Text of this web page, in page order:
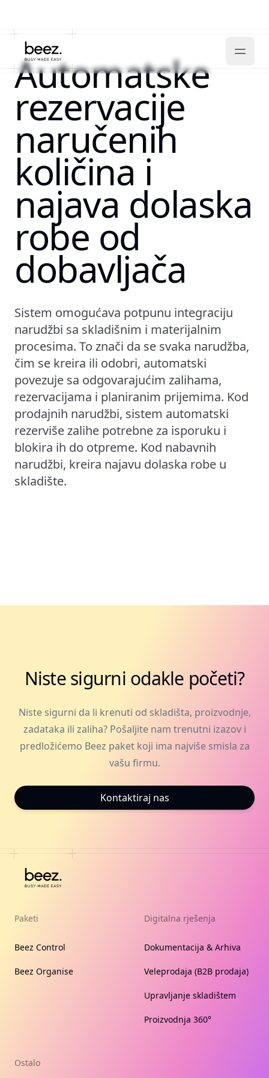
Automatske
rezervacije
naručenih
količina i
najava dolaska
robe od
dobavljača
Sistem omogućava potpunu integraciju
narudžbi sa skladišnim i materijalnim
procesima. To znači da se svaka narudžba,
čim se kreira ili odobri, automatski
povezuje sa odgovarajućim zalihama,
rezervacijama i planiranim prijemima. Kod
prodajnih narudžbi, sistem automatski
rezerviše zalihe potrebne za isporuku i
blokira ih do otpreme. Kod nabavnih
narudžbi, kreira najavu dolaska robe u
skladište.
Niste sigurni odakle početi?
Niste sigurni da li krenuti od skladišta, proizvodnje,
zadataka ili zaliha? Pošaljite nam trenutni izazov i
predložićemo Beez paket koji ima najviše smisla za
vašu firmu.
Kontaktiraj nas
Paketi
Beez Control
Beez Organise
Digitalna rješenja
Dokumentacija & Arhiva
Veleprodaja (B2B prodaja)
Upravljanje skladištem
Proizvodnja 360°
Ostalo